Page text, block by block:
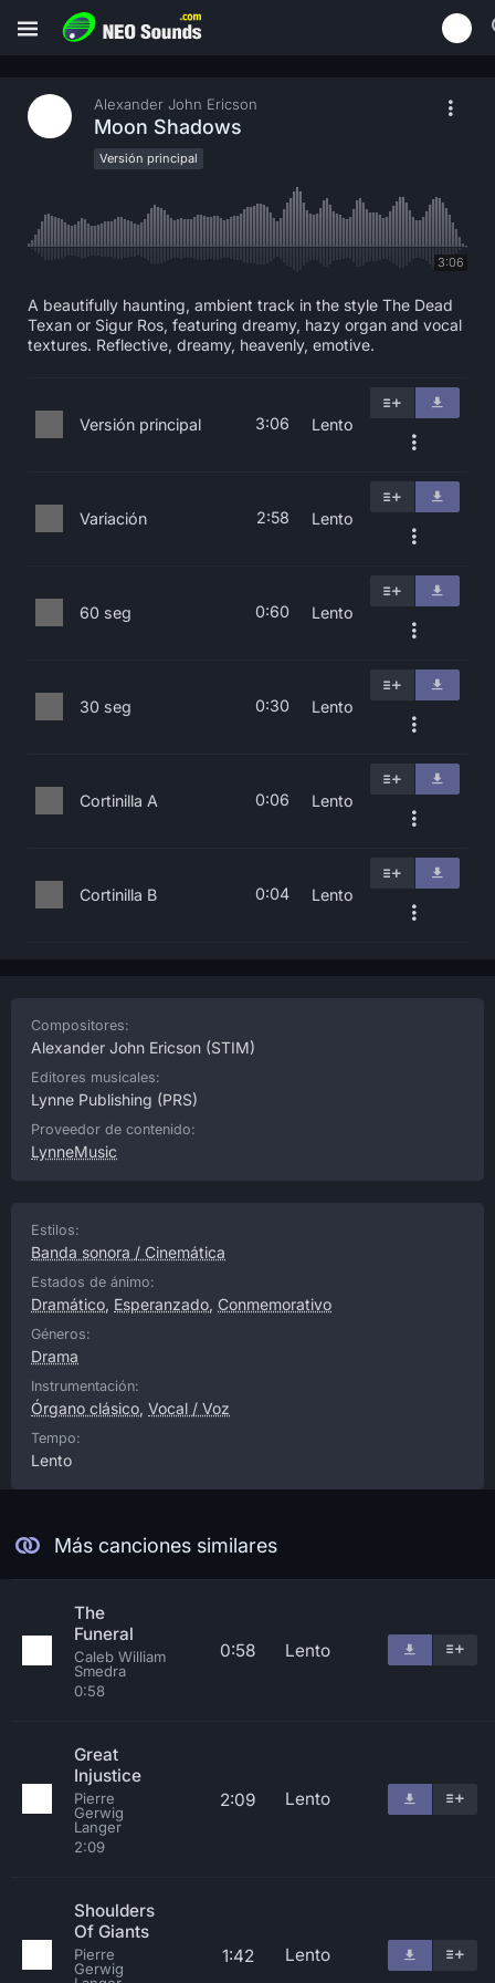
Alexander John Ericson
Moon Shadows
Versión principal
3:06
A beautifully haunting, ambient track in the style The Dead
Texan or Sigur Ros, featuring dreamy, hazy organ and vocal
textures. Reflective, dreamy, heavenly, emotive.
Versión principal 3:06 Lento
Variación 2:58 Lento
60 seg 0:60 Lento
30 seg 0:30 Lento
Cortinilla A 0:06 Lento
Cortinilla B 0:04 Lento
Compositores:
Alexander John Ericson (STIM)
Editores musicales:
Lynne Publishing (PRS)
Proveedor de contenido:
LynneMusic
Estilos:
Banda sonora / Cinemática
Estados de ánimo:
Dramático, Esperanzado, Conmemorativo
Géneros:
Drama
Instrumentación:
Órgano clásico, Vocal / Voz
Tempo:
Lento
Más canciones similares
The
Funeral
Caleb William
Smedra
0:58
0:58 Lento
Great
Injustice
Pierre
Gerwig
Langer
2:09
2:09 Lento
Shoulders
Of Giants
Pierre
Gerwig
1:42 Lento